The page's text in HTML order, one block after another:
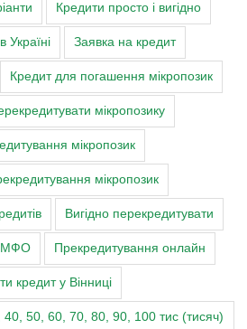
Кредити просто і вигідно
Україні Заявка на кредит
Кредит для погашення мікропозик
мікропозику
мікропозик
мікропозик
Вигідно перекредитувати
МФО Прекредитування онлайн
кредит у Вінниці
40, 50, 60, 70, 80, 90, 100 тис (тисяч)